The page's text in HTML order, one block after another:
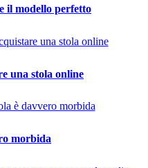
il modello perfetto
una stola online
morbida